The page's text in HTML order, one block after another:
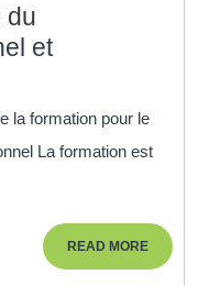
du
et
la formation pour le
La formation est
READ MOREREAD
MORE